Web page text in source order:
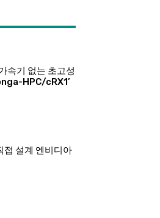
속기 없는 초고성
HPC/cRX1’
접 설계 엔비디아